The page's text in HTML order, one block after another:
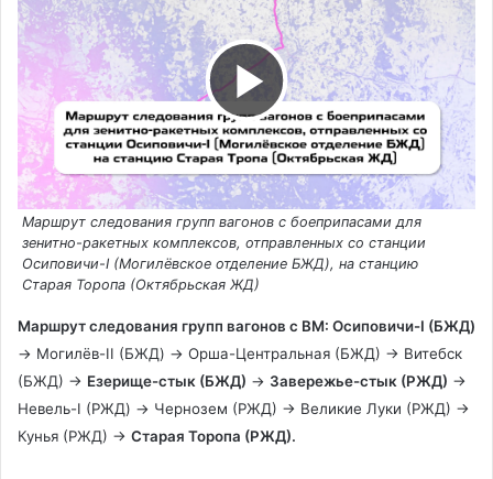
В
о
с
п
р
Маршрут следования групп вагонов с боеприпасами для
зенитно-ракетных комплексов, отправленных со станции
Осиповичи-I (Могилёвское отделение БЖД), на станцию
Старая Торопа (Октябрьская ЖД)
Маршрут следования групп вагонов с ВМ: Осиповичи-I (БЖД)
→ Могилёв-II (БЖД) → Орша-Центральная (БЖД) → Витебск
(БЖД) → Езерище-стык (БЖД) → Завережье-стык (РЖД) →
Невель-I (РЖД) → Чернозем (РЖД) → Великие Луки (РЖД) →
Кунья (РЖД) → Старая Торопа (РЖД).